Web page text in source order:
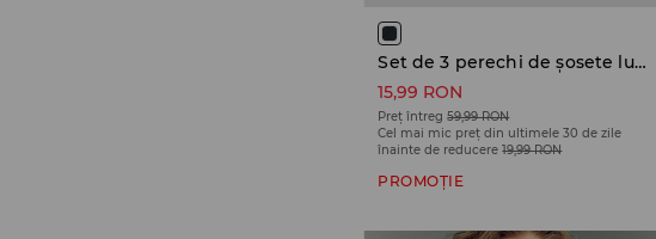
Set de 3 perechi de șosete lungi Fortnite
15,99 RON
Preț întreg 59,99 RON
Cel mai mic preț din ultimele 30 de zile
înainte de reducere 19,99 RON
PROMOȚIE